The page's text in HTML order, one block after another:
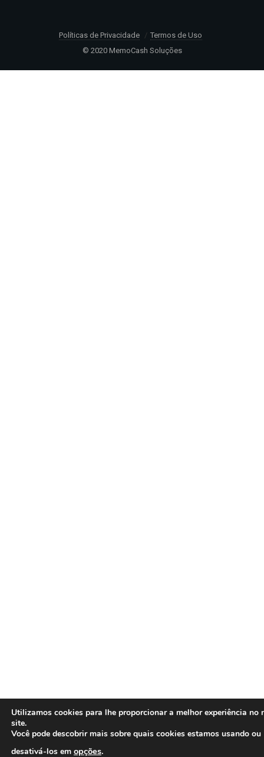
Políticas de Privacidade
Termos de Uso
© 2020 MemoCash Soluções
Utilizamos cookies para lhe proporcionar a melhor experiência no
site.
Você pode descobrir mais sobre quais cookies estamos usando ou
desativá-los em opções.